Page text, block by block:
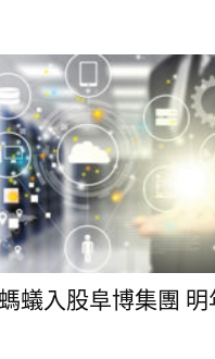
蟻入股阜博集團